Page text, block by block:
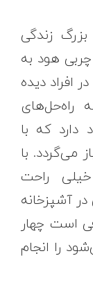
زندگی
هود به
افراد دیده
راه‌حل‌های
دارد که با
می‌گردد. با
راحت
آشپزخانه
است چهار
را انجام